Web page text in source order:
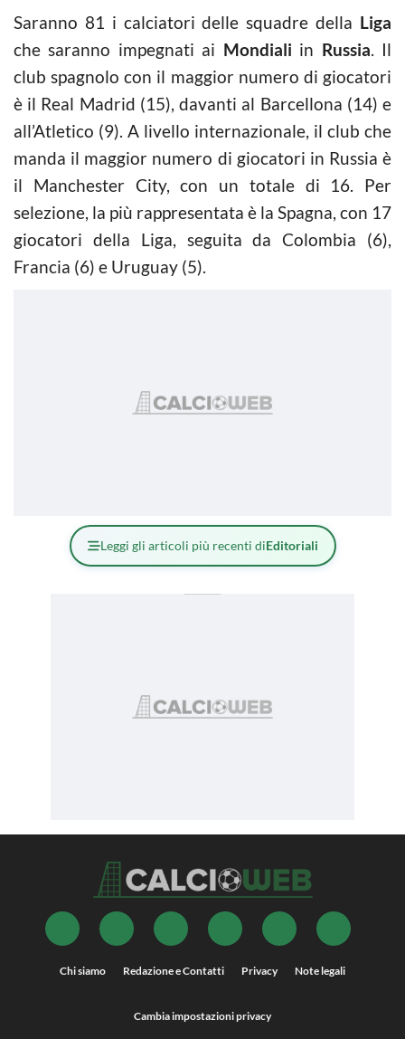
Saranno 81 i calciatori delle squadre della Liga
che saranno impegnati ai Mondiali in Russia. Il
club spagnolo con il maggior numero di giocatori
è il Real Madrid (15), davanti al Barcellona (14) e
all’Atletico (9). A livello internazionale, il club che
manda il maggior numero di giocatori in Russia è
il Manchester City, con un totale di 16. Per
selezione, la più rappresentata è la Spagna, con 17
giocatori della Liga, seguita da Colombia (6),
Francia (6) e Uruguay (5).
Leggi gli articoli più recenti diEditoriali
Chi siamo Redazione e Contatti Privacy Note legali
Cambia impostazioni privacy